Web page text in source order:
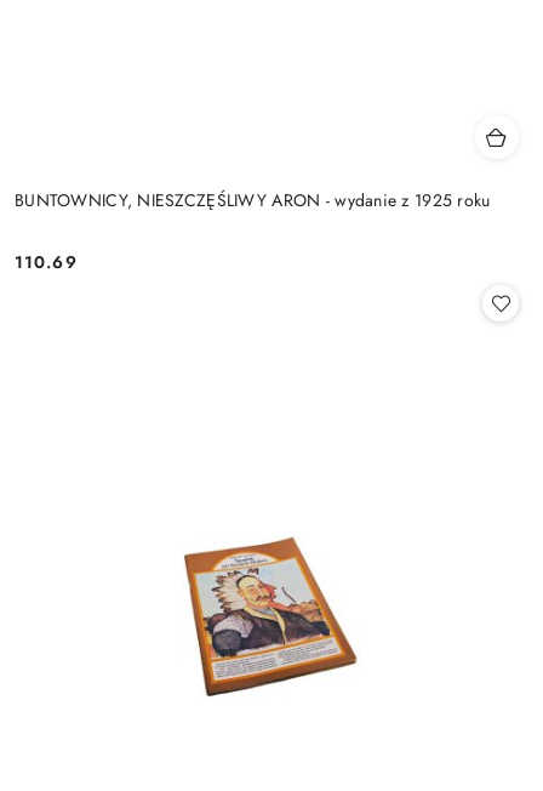
BUNTOWNICY, NIESZCZĘŚLIWY ARON - wydanie z 1925 roku
Cena:
110.69